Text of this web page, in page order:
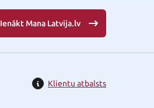
Ienākt Mana Latvija.lv
Klientu atbalsts